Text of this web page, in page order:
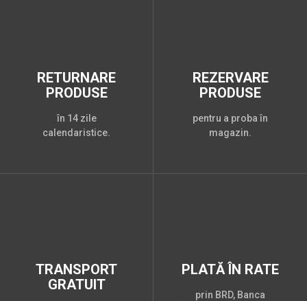
RETURNARE
PRODUSE
în 14 zile
calendaristice.
REZERVARE
PRODUSE
pentru a proba în
magazin.
TRANSPORT
GRATUIT
PLATĂ ÎN RATE
prin BRD, Banca